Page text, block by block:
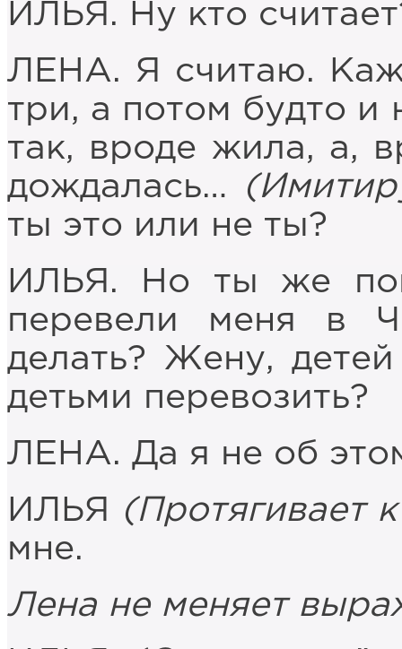
ИЛЬЯ. Ну кто
ЛЕНА. Я считаю.
три, а потом будто и
так, вроде жила, а,
дождалась…
ты это или не ты?
ИЛЬЯ. Но ты же
перевели меня в
делать? Жену,
детьми перевозить?
ЛЕНА. Да я не об
ИЛЬЯ
(Протягивает
мне.
Лена не меняет